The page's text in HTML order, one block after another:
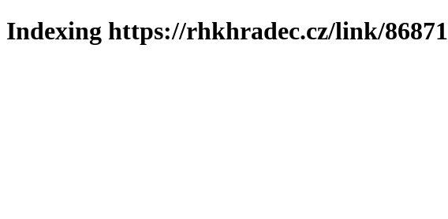
Indexing https://rhkhradec.cz/link/86871